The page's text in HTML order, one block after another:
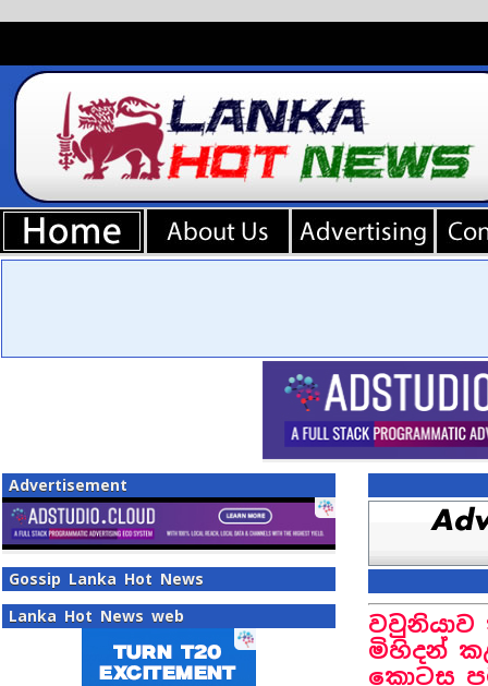
Advertisement
Gossip Lanka Hot News
Lanka Hot News web
වවුනියාව
මිහිදන්
කොටස